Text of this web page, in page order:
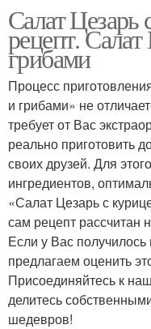
Салат Цезарь
рецепт.
грибами
Процесс
и грибами» не
требует от Вас
реально приготовить
своих друзей. Для
ингредиентов,
«Салат Цезарь с
сам рецепт рассчитан
Если у Вас получилось
предлагаем оценить
Присоединяйтесь к
делитесь
шедевров!